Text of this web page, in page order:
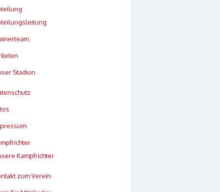
Stadion
Kampfrichter
zum Verein